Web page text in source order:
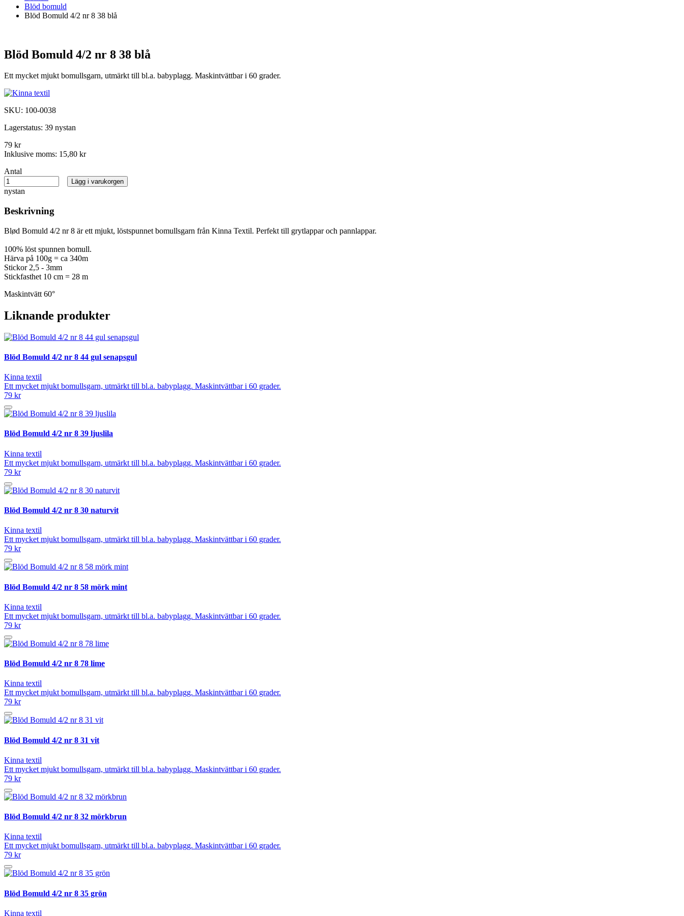
Blöd bomuld
Blöd Bomuld 4/2 nr 8 38 blå
Blöd Bomuld 4/2 nr 8 38 blå
Ett mycket mjukt bomullsgarn, utmärkt till bl.a. babyplagg. Maskintvättbar i 60 grader.
SKU: 100-0038
Lagerstatus: 39 nystan
79 kr
Inklusive moms: 15,80 kr
Antal
nystan
Lägg i varukorgen
Beskrivning
Blød Bomuld 4/2 nr 8 är ett mjukt, löstspunnet bomullsgarn från Kinna Textil. Perfekt till grytlappar och pannlappar.
100% löst spunnen bomull.
Härva på 100g = ca 340m
Stickor 2,5 - 3mm
Stickfasthet 10 cm = 28 m
Maskintvätt 60°
Liknande produkter
Blöd Bomuld 4/2 nr 8 44 gul senapsgul
Kinna textil
Ett mycket mjukt bomullsgarn, utmärkt till bl.a. babyplagg. Maskintvättbar i 60 grader.
79 kr
Blöd Bomuld 4/2 nr 8 39 ljuslila
Kinna textil
Ett mycket mjukt bomullsgarn, utmärkt till bl.a. babyplagg. Maskintvättbar i 60 grader.
79 kr
Blöd Bomuld 4/2 nr 8 30 naturvit
Kinna textil
Ett mycket mjukt bomullsgarn, utmärkt till bl.a. babyplagg. Maskintvättbar i 60 grader.
79 kr
Blöd Bomuld 4/2 nr 8 58 mörk mint
Kinna textil
Ett mycket mjukt bomullsgarn, utmärkt till bl.a. babyplagg. Maskintvättbar i 60 grader.
79 kr
Blöd Bomuld 4/2 nr 8 78 lime
Kinna textil
Ett mycket mjukt bomullsgarn, utmärkt till bl.a. babyplagg. Maskintvättbar i 60 grader.
79 kr
Blöd Bomuld 4/2 nr 8 31 vit
Kinna textil
Ett mycket mjukt bomullsgarn, utmärkt till bl.a. babyplagg. Maskintvättbar i 60 grader.
79 kr
Blöd Bomuld 4/2 nr 8 32 mörkbrun
Kinna textil
Ett mycket mjukt bomullsgarn, utmärkt till bl.a. babyplagg. Maskintvättbar i 60 grader.
79 kr
Blöd Bomuld 4/2 nr 8 35 grön
Kinna textil